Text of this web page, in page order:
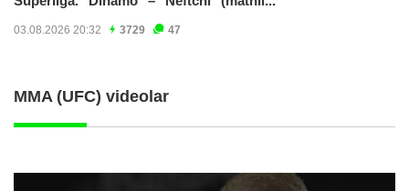
03.08.2026 20:32 3729 47
MMA (UFC) videolar